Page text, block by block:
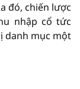
đó, chiến lược
nhập cổ tức
danh mục một